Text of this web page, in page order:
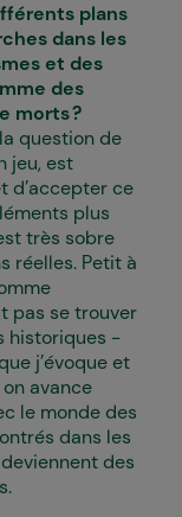
plans
dans les
et des
des
morts ?
question de
jeu, est
d’accepter ce
plus
très sobre
réelles. Petit à
pas se trouver
historiques -
j’évoque et
avance
le monde des
dans les
des